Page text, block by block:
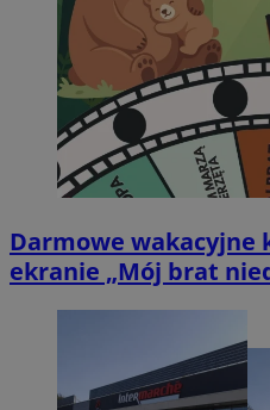
Darmowe wakacyjne
ekranie „Mój brat